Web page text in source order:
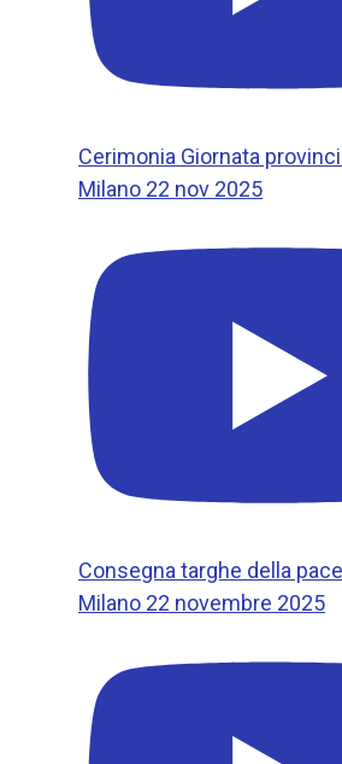
Cerimonia Giornata
Milano 22 nov 2025
Consegna targhe della
Milano 22 novembre 2025